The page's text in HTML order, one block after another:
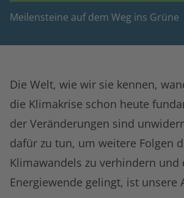
Meilensteine auf dem Weg ins Grüne
Die Welt, wie wir sie kennen,
die Klimakrise schon heute
der Veränderungen sind
dafür zu tun, um weitere Folgen
Klimawandels zu verhindern und
Energiewende gelingt, ist unsere